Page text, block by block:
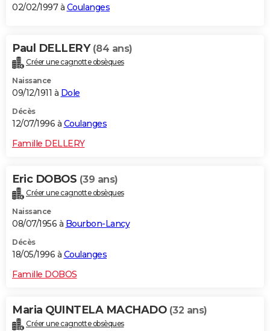
02/02/1997 à Coulanges
Paul DELLERY (84 ans)
Créer une cagnotte obsèques
Naissance
09/12/1911 à Dole
Décès
12/07/1996 à Coulanges
Famille DELLERY
Eric DOBOS (39 ans)
Créer une cagnotte obsèques
Naissance
08/07/1956 à Bourbon-Lancy
Décès
18/05/1996 à Coulanges
Famille DOBOS
Maria QUINTELA MACHADO (32 ans)
Créer une cagnotte obsèques